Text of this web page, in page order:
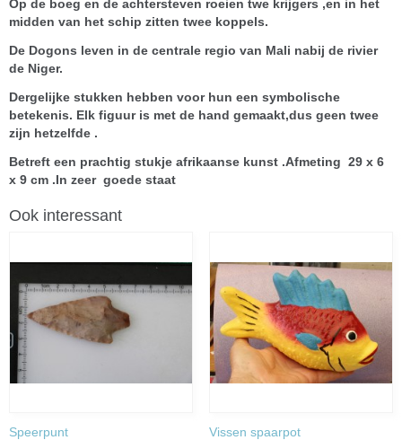
Op de boeg en de achtersteven roeien twe krijgers ,en in het
midden van het schip zitten twee koppels.
De Dogons leven in de centrale regio van Mali nabij de rivier
de Niger.
Dergelijke stukken hebben voor hun een symbolische
betekenis. Elk figuur is met de hand gemaakt,dus geen twee
zijn hetzelfde .
Betreft een prachtig stukje afrikaanse kunst .Afmeting 29 x 6
x 9 cm .In zeer goede staat
Ook interessant
Speerpunt Vissen spaarpot